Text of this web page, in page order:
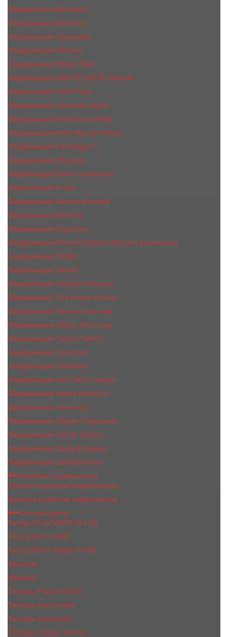
Парфюмерия Moresque
Парфюмерия Moschino
Парфюмерия Nasomatto
Парфюмерия Nishane
Парфюмерия Nobile 1942
Парфюмерия NROTICuERSE Narcotic
Парфюмерия Orlov Paris
Парфюмерия Ormonde Jayne
Парфюмерия Parfums de Marly
Парфюмерия Parle Moi de Parfum
Парфюмерия Penhaligon's
Парфюмерия Phaedon
Парфюмерия Plume Impression
Парфюмерия Prada
Парфюмерия Ramon Monegal
Парфюмерия RicHard
Парфюмерия Roja Dove
Парфюмерия Rosendo Mateu Olfactive Expressions
Парфюмерия SHAIK
Парфюмерия Simimi
Парфюмерия Sospiro Perfumes
Парфюмерия The House of Oud
Парфюмерия Thomas Kosmala
Парфюмерия Tiffany & Co Love
Парфюмерия Tiziana Terenzi
Парфюмерия Tom Ford
Парфюмерия Valentino
Парфюмерия Van Cleef & Arpels
Парфюмерия Vertus Narcos'is
Парфюмерия Victorious
Парфюмерия Vilhelm Parfumerie
Парфюмерия Xerjoff Sospiro
Парфюмерия Zadig & Voltaire
Парфюмерия Zarkoperfume
Арабская парфюмерия
Женская арабская парфюмерия
Мужская арабская парфюмерия
Тестеры духов
Тестер 35 ml MADE IN UAE
Тестер 60 ml NEW
Тестер 50 мл Made In UAE
Женские
Мужские
Тестеры Franck Boclet
Тестеры Les Contes
Тестеры Nasomatto
Тестеры Tiziana Terenzi